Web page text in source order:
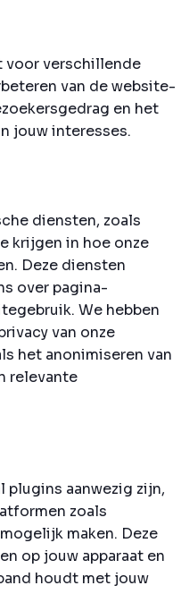
voor verschillende
van de website-
en het
jouw interesses.
diensten, zoals
krijgen in hoe onze
Deze diensten
over pagina-
We hebben
van onze
het anonimiseren van
relevante
plugins aanwezig zijn,
zoals
maken. Deze
op jouw apparaat en
houdt met jouw